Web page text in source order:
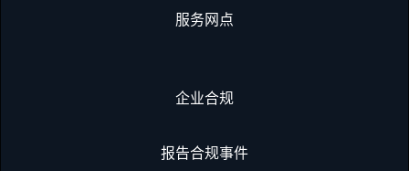
服务网点
企业合规
报告合规事件